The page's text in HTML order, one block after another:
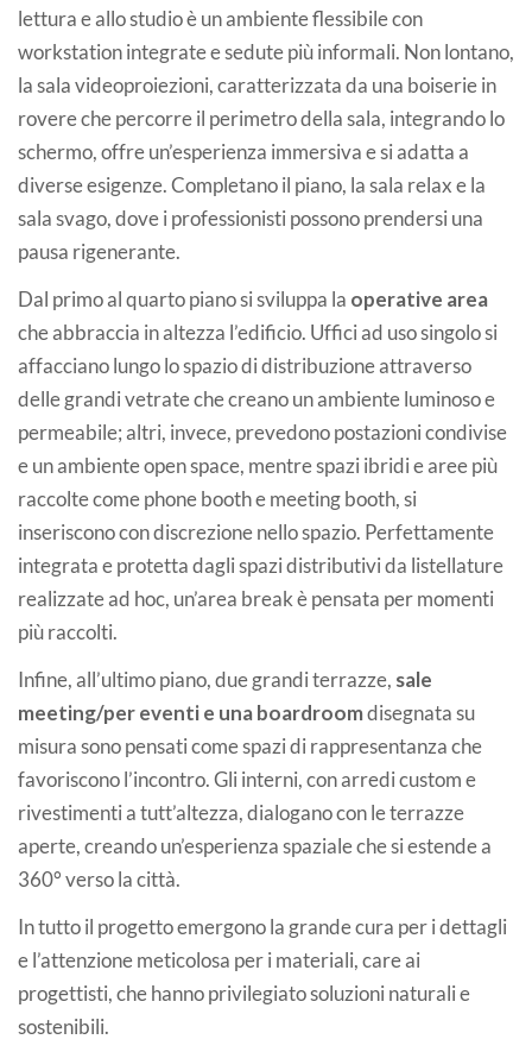
lettura e allo studio è un ambiente flessibile con
workstation integrate e sedute più informali. Non lontano,
la sala videoproiezioni, caratterizzata da una boiserie in
rovere che percorre il perimetro della sala, integrando lo
schermo, offre un’esperienza immersiva e si adatta a
diverse esigenze. Completano il piano, la sala relax e la
sala svago, dove i professionisti possono prendersi una
pausa rigenerante.
Dal primo al quarto piano si sviluppa la operative area
che abbraccia in altezza l’edificio. Uffici ad uso singolo si
affacciano lungo lo spazio di distribuzione attraverso
delle grandi vetrate che creano un ambiente luminoso e
permeabile; altri, invece, prevedono postazioni condivise
e un ambiente open space, mentre spazi ibridi e aree più
raccolte come phone booth e meeting booth, si
inseriscono con discrezione nello spazio. Perfettamente
integrata e protetta dagli spazi distributivi da listellature
realizzate ad hoc, un’area break è pensata per momenti
più raccolti.
Infine, all’ultimo piano, due grandi terrazze, sale
meeting/per eventi e una boardroomdisegnata su
misura sono pensati come spazi di rappresentanza che
favoriscono l’incontro. Gli interni, con arredi custom e
rivestimenti a tutt’altezza, dialogano con le terrazze
aperte, creando un’esperienza spaziale che si estende a
360° verso la città.
In tutto il progetto emergono la grande cura per i dettagli
e l’attenzione meticolosa per i materiali, care ai
progettisti, che hanno privilegiato soluzioni naturali e
sostenibili.